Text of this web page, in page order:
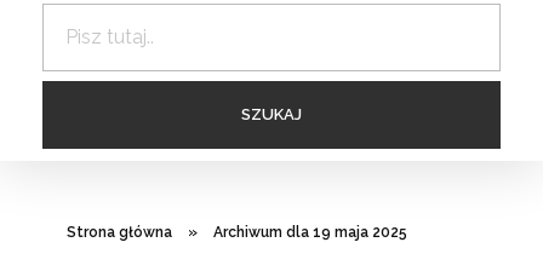
Strona główna » Archiwum dla 19 maja 2025